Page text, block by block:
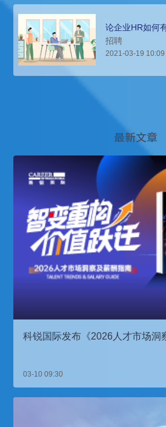
论企业HR如何
招聘
2021-03-19 10:09
最新文章
科锐国际发布《2026人才市场洞
03-10 09:30